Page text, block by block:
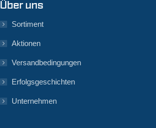
Über uns
Sortiment
Aktionen
Versandbedingungen
Erfolgsgeschichten
Unternehmen